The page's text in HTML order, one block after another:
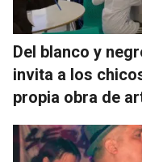
Del blanco y
invita a los
propia obra de